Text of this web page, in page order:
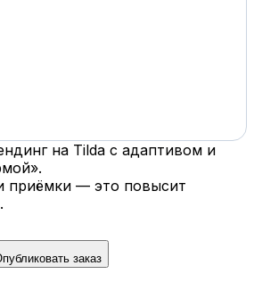
на Tilda с адаптивом и
приёмки — это повысит
заказ